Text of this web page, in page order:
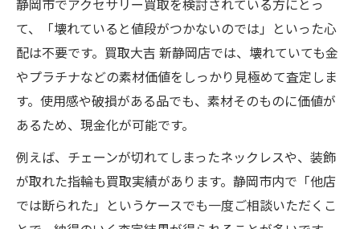
静岡市でアクセサリー買取を検討されている方にとっ
て、「壊れていると値段がつかないのでは」といった心
配は不要です。買取大吉 新静岡店では、壊れていても金
やプラチナなどの素材価値をしっかり見極めて査定しま
す。使用感や破損がある品でも、素材そのものに価値が
あるため、現金化が可能です。
例えば、チェーンが切れてしまったネックレスや、装飾
が取れた指輪も買取実績があります。静岡市内で「他店
では断られた」というケースでも一度ご相談いただくこ